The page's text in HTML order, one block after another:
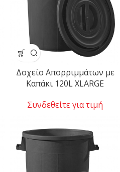
Δοχείο Απορριμμάτων με
Καπάκι 120L XLARGE
Συνδεθείτε για τιμή